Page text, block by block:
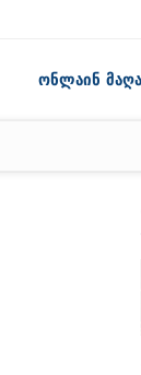
ონლაინ